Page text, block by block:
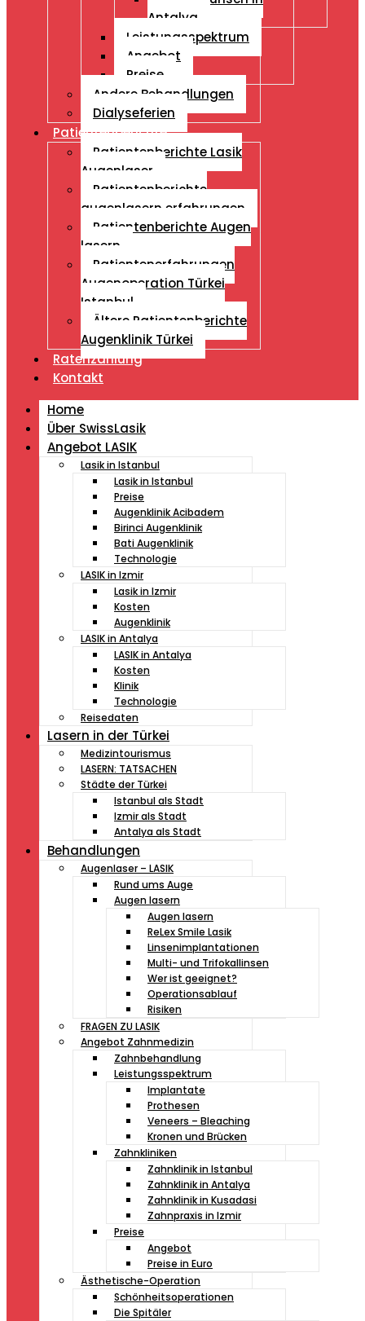
Antalya
Leistungsspektrum
Angebot
Preise
Andere Behandlungen
Dialyseferien
Patientenberichte
Patientenberichte Lasik
Augenlaser
Patientenberichte
augenlasern erfahrungen
Patientenberichte Augen
lasern
Patientenerfahrungen
Augenoperation Türkei
Istanbul
Ältere Patientenberichte
Augenklinik Türkei
Ratenzahlung
Kontakt
Home
Über SwissLasik
Angebot LASIK
Lasik in Istanbul
Lasik in Istanbul
Preise
Augenklinik Acibadem
Birinci Augenklinik
Bati Augenklinik
Technologie
LASIK in Izmir
Lasik in Izmir
Kosten
Augenklinik
LASIK in Antalya
LASIK in Antalya
Kosten
Klinik
Technologie
Reisedaten
Lasern in der Türkei
Medizintourismus
LASERN: TATSACHEN
Städte der Türkei
Istanbul als Stadt
Izmir als Stadt
Antalya als Stadt
Behandlungen
Augenlaser – LASIK
Rund ums Auge
Augen lasern
Augen lasern
ReLex Smile Lasik
Linsenimplantationen
Multi- und Trifokallinsen
Wer ist geeignet?
Operationsablauf
Risiken
FRAGEN ZU LASIK
Angebot Zahnmedizin
Zahnbehandlung
Leistungsspektrum
Implantate
Prothesen
Veneers – Bleaching
Kronen und Brücken
Zahnkliniken
Zahnklinik in Istanbul
Zahnklinik in Antalya
Zahnklinik in Kusadasi
Zahnpraxis in Izmir
Preise
Angebot
Preise in Euro
Ästhetische-Operation
Schönheitsoperationen
Die Spitäler